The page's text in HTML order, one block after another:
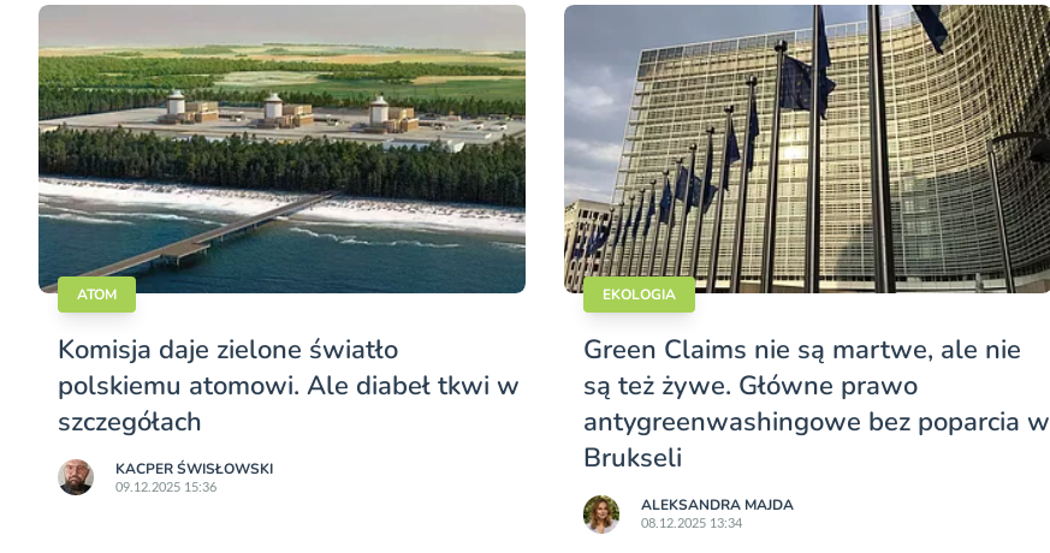
ATOM
Komisja daje zielone światło
polskiemu atomowi. Ale diabeł tkwi w
szczegółach
KACPER ŚWISŁO­WSKI
09.12.2025 15:36
EKOLOGIA
Green Claims nie są martwe, ale nie
są też żywe. Główne prawo
antygreenwashingowe bez poparcia w
Brukseli
ALEKSANDRA MAJDA
08.12.2025 13:34